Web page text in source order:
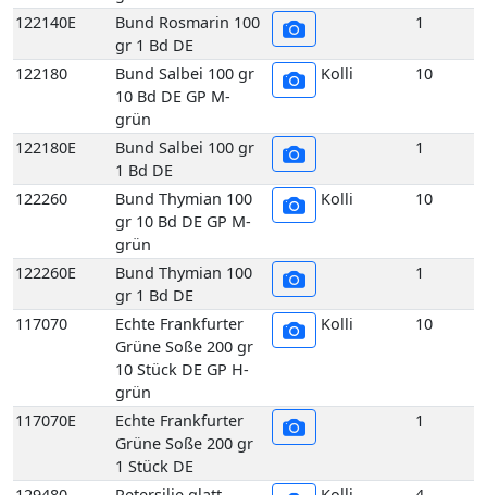
122180E
Bund Salbei 100 gr
1 Bd DE
1
122260
Bund Thymian 100
gr 10 Bd DE GP M-
grün
Kolli 10
122260E
Bund Thymian 100
gr 1 Bd DE
1
117070
Echte Frankfurter
Grüne Soße 200 gr
10 Stück DE GP H-
grün
Kolli 10
117070E
Echte Frankfurter
Grüne Soße 200 gr
1 Stück DE
1
Petersilie glatt
10x400gr 4 kg DE
Holzsteige
129490
Petersilie glatt
20x200gr 4 kg DE
Holzsteige
4